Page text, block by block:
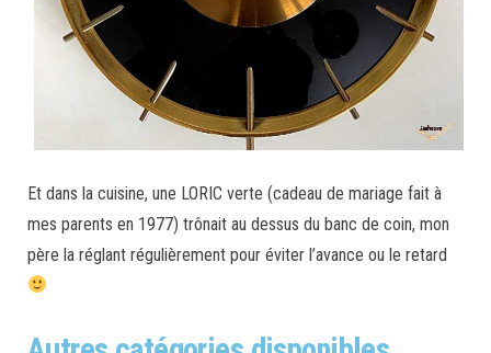
Et dans la cuisine, une LORIC verte (cadeau de mariage fait à
mes parents en 1977) trônait au dessus du banc de coin, mon
père la réglant régulièrement pour éviter l’avance ou le retard